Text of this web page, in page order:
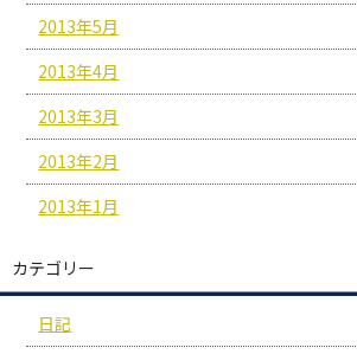
2013年5月
2013年4月
2013年3月
2013年2月
2013年1月
カテゴリー
日記